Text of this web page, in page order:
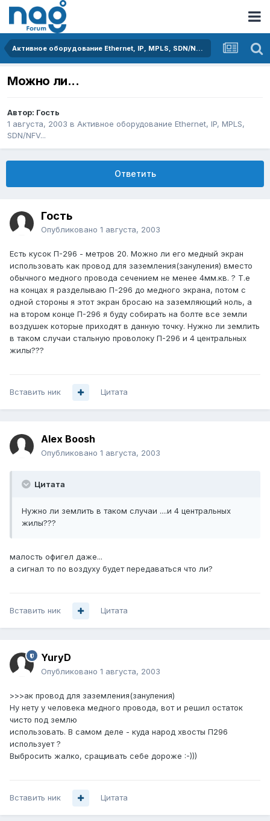
Активное оборудование Ethernet, IP, MPLS, SDN/NFV...
Можно ли...
Автор: Гость
1 августа, 2003 в Активное оборудование Ethernet, IP, MPLS,
SDN/NFV...
Ответить
Гость
Опубликовано 1 августа, 2003
Есть кусок П-296 - метров 20. Можно ли его медный экран
использовать как провод для заземления(зануления) вместо
обычного медного провода сечением не менее 4мм.кв. ? Т.е
на концах я разделываю П-296 до медного экрана, потом с
одной стороны я этот экран бросаю на заземляющий ноль, а
на втором конце П-296 я буду собирать на болте все земли
воздушек которые приходят в данную точку. Нужно ли землить
в таком случаи стальную проволоку П-296 и 4 центральных
жилы???
Вставить ник Цитата
Alex Boosh
Опубликовано 1 августа, 2003
Цитата
Нужно ли землить в таком случаи ....и 4 центральных
жилы???
малость офигел даже...
а сигнал то по воздуху будет передаваться что ли?
Вставить ник Цитата
YuryD
Опубликовано 1 августа, 2003
>>>ак провод для заземления(зануления)
Ну нету у человека медного провода, вот и решил остаток
чисто под землю
использовать. В самом деле - куда народ хвосты П296
использует ?
Выбросить жалко, сращивать себе дороже :-)))
Вставить ник Цитата